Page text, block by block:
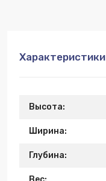
Характеристики
Высота:
Ширина:
Глубина: